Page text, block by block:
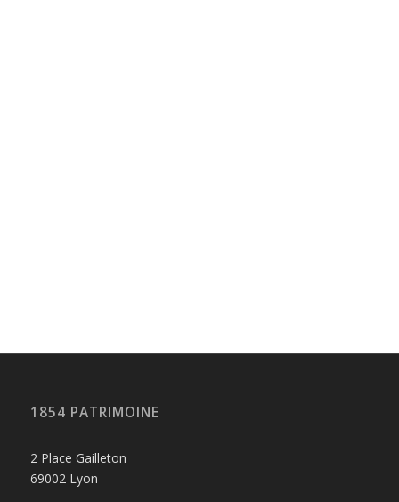
1854 PATRIMOINE
2 Place Gailleton
69002 Lyon